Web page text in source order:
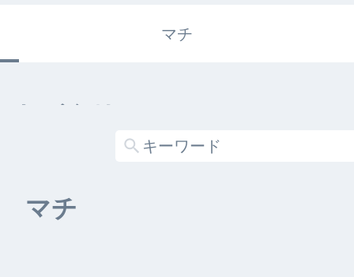
マチ
キガタリ
マチ